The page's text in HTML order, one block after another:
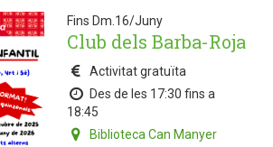
Fins Dm.16/Juny
Club dels Barba-Roja
Activitat gratuïta
Des de les 17:30 fins a
18:45
Biblioteca Can Manyer